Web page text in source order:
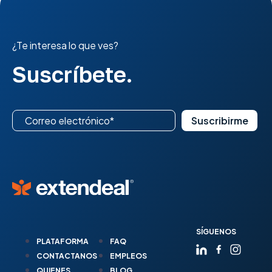
¿Te interesa lo que ves?
Suscríbete.
PLATAFORMA
CONTACTANOS
FAQ
EMPLEOS
SÍGUENOS